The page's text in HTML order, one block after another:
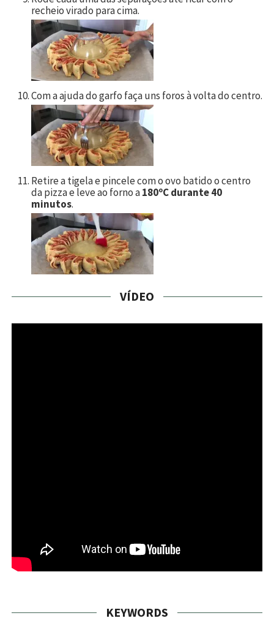
recheio virado para cima.
Com a ajuda do garfo faça uns foros à volta do centro.
Retire a tigela e pincele com o ovo batido o centro
da pizza e leve ao forno a180ºC durante 40
minutos.
VÍDEO
KEYWORDS